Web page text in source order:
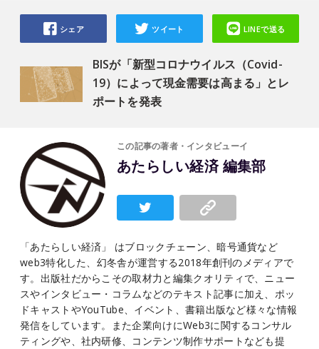
BISが「新型コロナウイルス（Covid-
19）によって現金需要は高まる」とレ
ポートを発表
シェア ツイート LINEで送る
この記事の著者・インタビューイ
あたらしい経済 編集部
「あたらしい経済」 はブロックチェーン、暗号通貨など
web3特化した、幻冬舎が運営する2018年創刊のメディアで
す。出版社だからこその取材力と編集クオリティで、ニュー
スやインタビュー・コラムなどのテキスト記事に加え、ポッ
ドキャストやYouTube、イベント、書籍出版など様々な情報
発信をしています。また企業向けにWeb3に関するコンサル
ティングや、社内研修、コンテンツ制作サポートなども提